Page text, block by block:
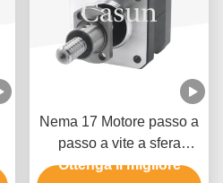
Nema 17 Motore passo a
passo a vite a sfera
34mm bady 0,32Nm per
Ottenga il migliore